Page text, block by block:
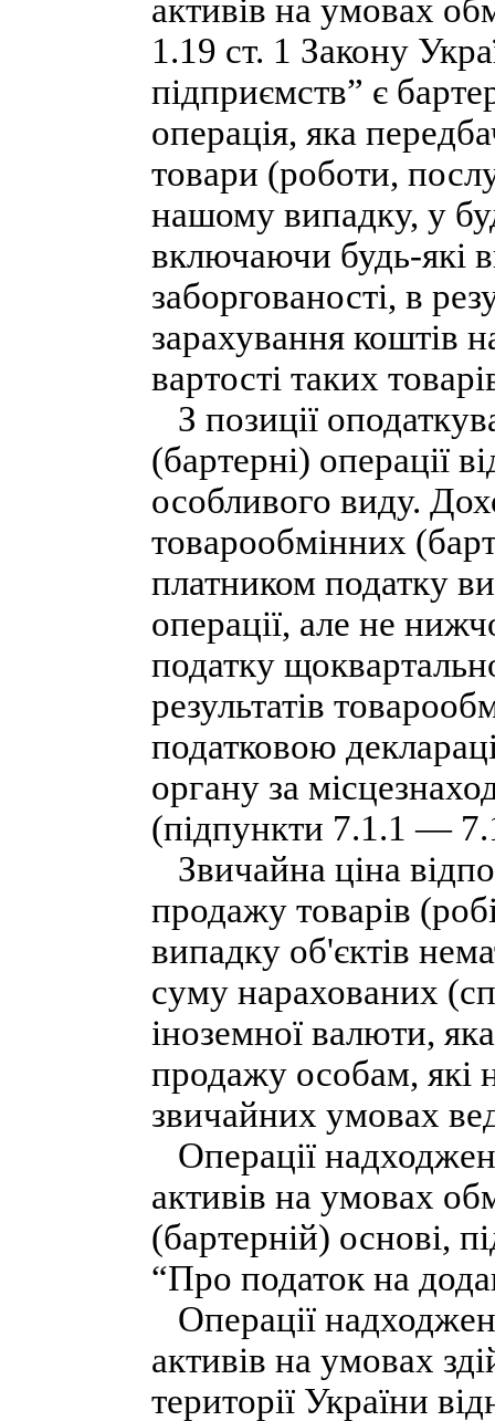
активів на умовах
1.19 ст. 1 Закону
підприємств” є
операція, яка
товари (роботи,
нашому випадку, у
включаючи будь-які
заборгованості, в
зарахування коштів
вартості таких
З позиції
(бартерні) операції
особливого виду.
товарообмінних
платником податку
операції, але не
податку
результатів
податковою
органу за
(підпункти 7.1.1 —
Звичайна ціна
продажу товарів
випадку об'єктів
суму нарахованих
іноземної валюти,
продажу особам, які
звичайних умовах
Операції
активів на умовах
(бартерній) основі,
“Про податок на
Операції
активів на умовах
території України